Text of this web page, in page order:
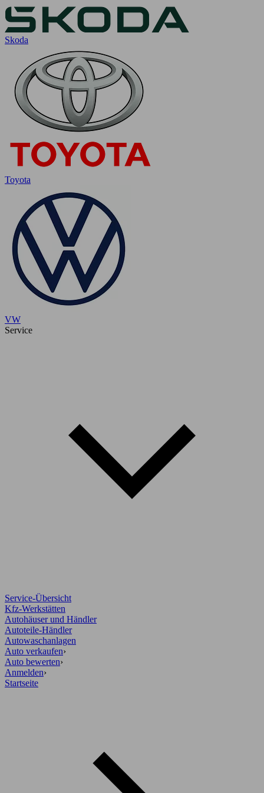
Skoda
Toyota
VW
Service
Service-Übersicht
Kfz-Werkstätten
Autohäuser und Händler
Autoteile-Händler
Autowaschanlagen
Auto verkaufen›
Auto bewerten›
Anmelden›
Startseite